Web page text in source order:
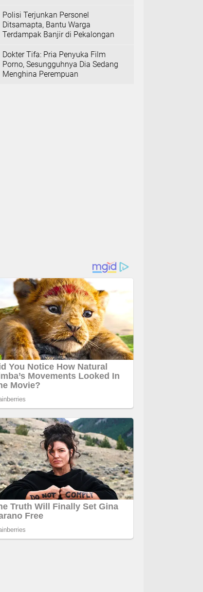
Polisi Terjunkan Personel
Ditsamapta, Bantu Warga
Terdampak Banjir di Pekalongan
Dokter Tifa: Pria Penyuka Film
Porno, Sesungguhnya Dia Sedang
Menghina Perempuan